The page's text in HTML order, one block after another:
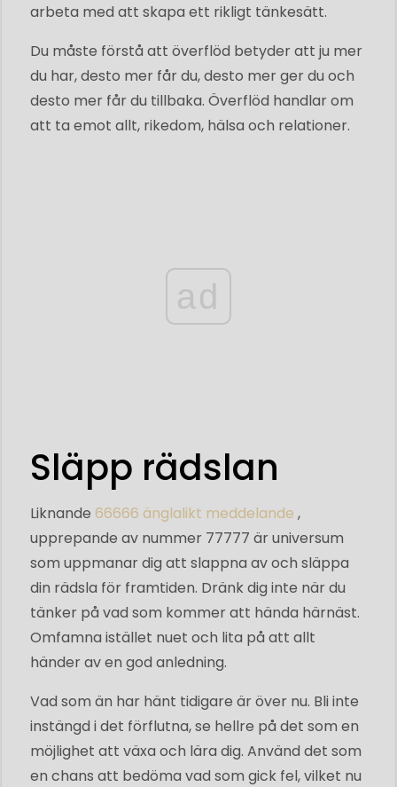
arbeta med att skapa ett rikligt tänkesätt.
Du måste förstå att överflöd betyder att ju mer
du har, desto mer får du, desto mer ger du och
desto mer får du tillbaka. Överflöd handlar om
att ta emot allt, rikedom, hälsa och relationer.
ad
Släpp rädslan
Liknande 66666 änglalikt meddelande ,
upprepande av nummer 77777 är universum
som uppmanar dig att slappna av och släppa
din rädsla för framtiden. Dränk dig inte när du
tänker på vad som kommer att hända härnäst.
Omfamna istället nuet och lita på att allt
händer av en god anledning.
Vad som än har hänt tidigare är över nu. Bli inte
instängd i det förflutna, se hellre på det som en
möjlighet att växa och lära dig. Använd det som
en chans att bedöma vad som gick fel, vilket nu